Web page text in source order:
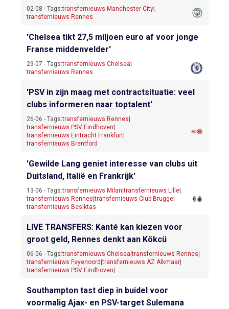
02-08 - Tags:transfernieuws Manchester City
transfernieuws Rennes
'Chelsea tikt 27,5 miljoen euro af voor jonge
Franse middenvelder'
29-07 - Tags:transfernieuws Chelsea
transfernieuws Rennes
'PSV in zijn maag met contractsituatie: veel
clubs informeren naar toptalent'
26-06 - Tags:transfernieuws Rennes
transfernieuws PSV Eindhoven
transfernieuws Eintracht Frankfurt
transfernieuws Brentford
'Gewilde Lang geniet interesse van clubs uit
Duitsland, Italië en Frankrijk'
13-06 - Tags:transfernieuws Milan |transfernieuws Lille
transfernieuws Rennes |transfernieuws Club Brugge
transfernieuws Besiktas
LIVE TRANSFERS: Kanté kan kiezen voor
groot geld, Rennes denkt aan Kökcü
06-06 - Tags:transfernieuws Chelsea |transfernieuws Rennes
transfernieuws Feyenoord |transfernieuws AZ Alkmaar
transfernieuws PSV Eindhoven | ...
Southampton tast diep in buidel voor
voormalig Ajax- en PSV-target Sulemana